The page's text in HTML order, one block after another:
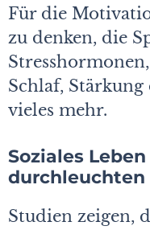
Für die
zu denken, die
Schlaf,
vieles mehr.
Soziales
durchleuchten
Studien zeigen,